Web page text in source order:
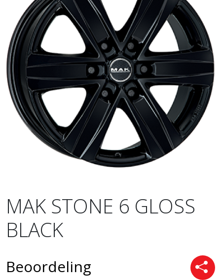
MAK STONE 6 GLOSS
BLACK
Beoordeling